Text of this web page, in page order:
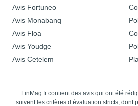
Avis Fortuneo
Avis Monabanq
Avis Floa
Avis Youdge
Avis Cetelem
FinMag.fr contient des avis qui ont été
suivent les critères d’évaluation stricts, dont